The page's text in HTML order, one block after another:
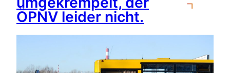
ÖPNV leider nicht.